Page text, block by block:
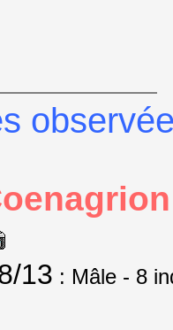
13 : Mâle - 8